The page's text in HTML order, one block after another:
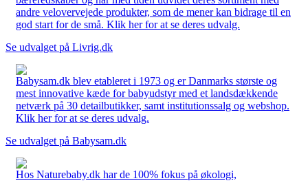
andre velovervejede produkter, som de mener kan bidrage til en
god start for de små. Klik her for at se deres udvalg.
Se udvalget på Livrig.dk
Babysam.dk blev etableret i 1973 og er Danmarks største og
mest innovative kæde for babyudstyr med et landsdækkende
netværk på 30 detailbutikker, samt institutionssalg og webshop.
Klik her for at se deres udvalg.
Se udvalget på Babysam.dk
Hos Naturebaby.dk har de 100% fokus på økologi,